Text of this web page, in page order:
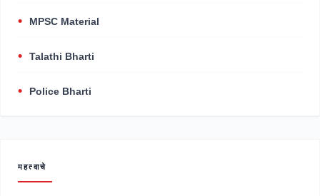
MPSC Material
Talathi Bharti
Police Bharti
महत्वाचे